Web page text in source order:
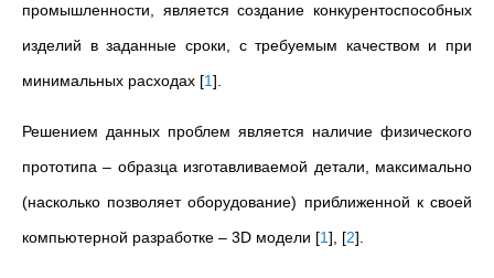
промышленности, является создание конкурентоспособных
изделий в заданные сроки, с требуемым качеством и при
минимальных расходах [1]
Решением данных проблем является наличие физического
прототипа – образца изготавливаемой детали, максимально
(насколько позволяет оборудование) приближенной к своей
компьютерной разработке – 3D модели [1] [2]